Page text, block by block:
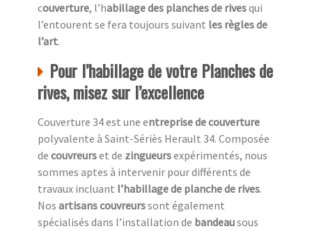
couverture, l’habillage des planches de rivesqui
l’entourent se fera toujours suivant les règles de
l’art.
Pour l’habillage de votre Planches de
rives, misez sur l’excellence
Couverture 34 est une entreprise de couverture
polyvalente à Saint-Sériès Herault 34. Composée
de couvreurset de zingueursexpérimentés, nous
sommes aptes à intervenir pour différents de
travaux incluant l’habillage de planche de rives.
Nos artisans couvreurssont également
spécialisés dans l’installation de bandeausous